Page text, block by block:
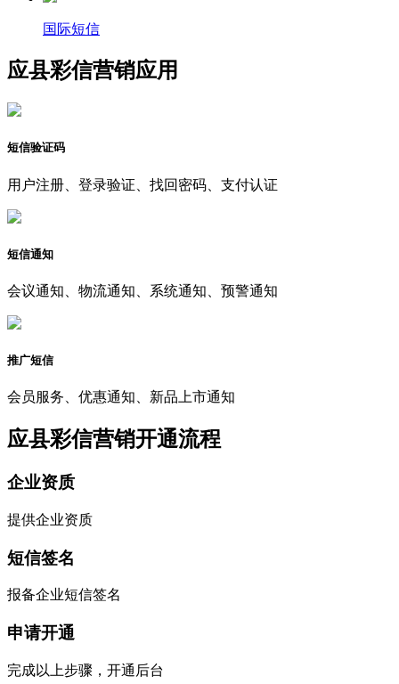
国际短信
应县彩信营销应用
短信验证码
用户注册、登录验证、找回密码、支付认证
短信通知
会议通知、物流通知、系统通知、预警通知
推广短信
会员服务、优惠通知、新品上市通知
应县彩信营销开通流程
企业资质
提供企业资质
短信签名
报备企业短信签名
申请开通
完成以上步骤，开通后台